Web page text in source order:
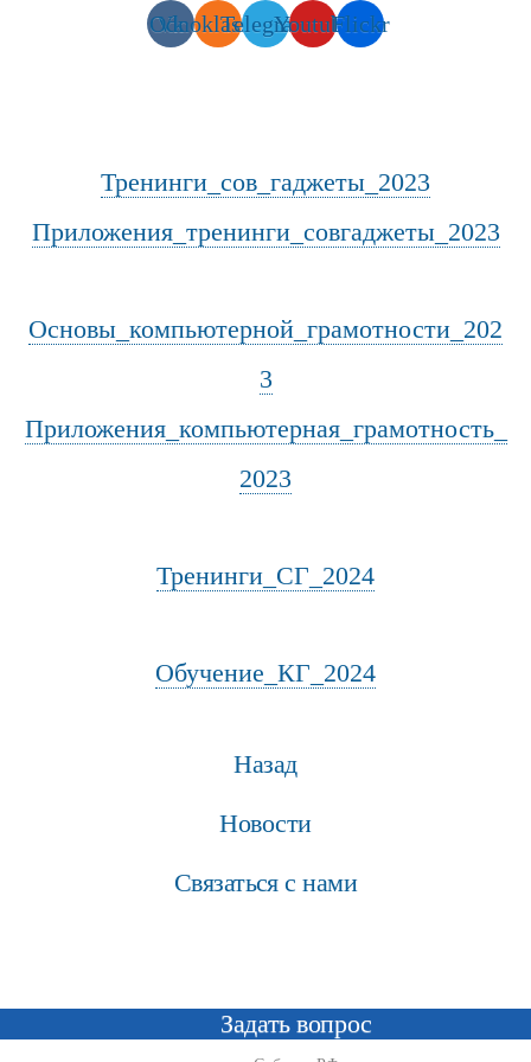
Vk
Odnoklassniki
TelegramYoutubeFlickr
Тренинги_сов_гаджеты_2023
Приложения_тренинги_совгаджеты_2023
Основы_компьютерной_грамотности_202
3
Приложения_компьютерная_грамотность_
2023
Тренинги_СГ_2024
Обучение_КГ_2024
Назад
Новости
Связаться с нами
Задать вопрос